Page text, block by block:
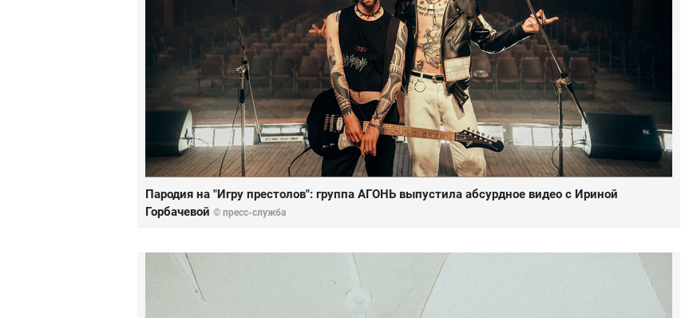
Пародия на "Игру престолов": группа АГОНЬ выпустила абсурдное видео с Ириной
Горбачевой © пресс-служба